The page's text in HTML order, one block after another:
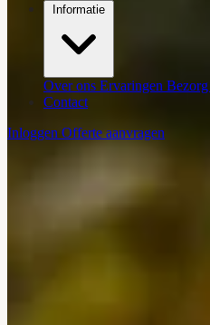
Informatie
Over ons Ervaringen
Contact
Inloggen Offerte aanvragen